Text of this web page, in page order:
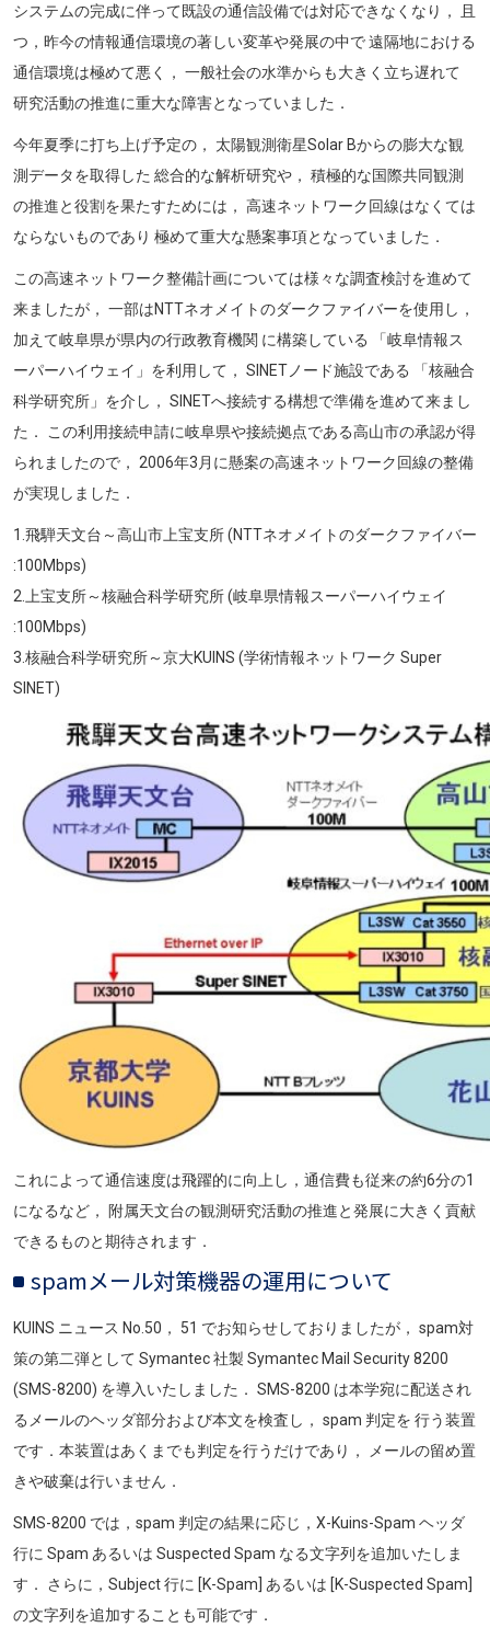
システムの完成に伴って既設の通信設備では対応できなくなり， 且
つ，昨今の情報通信環境の著しい変革や発展の中で 遠隔地における
通信環境は極めて悪く， 一般社会の水準からも大きく立ち遅れて
研究活動の推進に重大な障害となっていました．
今年夏季に打ち上げ予定の， 太陽観測衛星Solar Bからの膨大な観
測データを取得した 総合的な解析研究や， 積極的な国際共同観測
の推進と役割を果たすためには， 高速ネットワーク回線はなくては
ならないものであり 極めて重大な懸案事項となっていました．
この高速ネットワーク整備計画については様々な調査検討を進めて
来ましたが， 一部はNTTネオメイトのダークファイバーを使用し，
加えて岐阜県が県内の行政教育機関 に構築している 「岐阜情報ス
ーパーハイウェイ」を利用して， SINETノード施設である 「核融合
科学研究所」を介し， SINETへ接続する構想で準備を進めて来まし
た． この利用接続申請に岐阜県や接続拠点である高山市の承認が得
られましたので， 2006年3月に懸案の高速ネットワーク回線の整備
が実現しました．
1.飛騨天文台～高山市上宝支所 (NTTネオメイトのダークファイバー
:100Mbps)
2.上宝支所～核融合科学研究所 (岐阜県情報スーパーハイウェイ
:100Mbps)
3.核融合科学研究所～京大KUINS (学術情報ネットワーク Super
SINET)
これによって通信速度は飛躍的に向上し，通信費も従来の約6分の1
になるなど， 附属天文台の観測研究活動の推進と発展に大きく貢献
できるものと期待されます．
spamメール対策機器の運用について
KUINS ニュース No.50， 51 でお知らせしておりましたが， spam対
策の第二弾として Symantec 社製 Symantec Mail Security 8200
(SMS-8200) を導入いたしました． SMS-8200 は本学宛に配送され
るメールのヘッダ部分および本文を検査し， spam 判定を 行う装置
です．本装置はあくまでも判定を行うだけであり， メールの留め置
きや破棄は行いません．
SMS-8200 では，spam 判定の結果に応じ，X-Kuins-Spam ヘッダ
行に Spam あるいは Suspected Spam なる文字列を追加いたしま
す． さらに，Subject 行に [K-Spam] あるいは [K-Suspected Spam]
の文字列を追加することも可能です．